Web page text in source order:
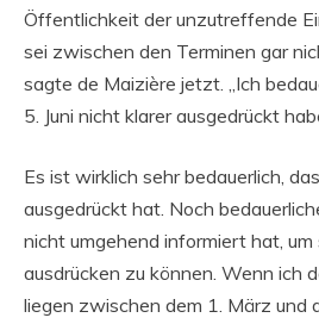
Öffentlichkeit der unzutreffende
sei zwischen den Terminen gar
sagte de Maizière jetzt. „Ich
5. Juni nicht klarer ausgedrückt
Es ist wirklich sehr bedauerlich,
ausgedrückt hat. Noch
nicht umgehend informiert hat, um
ausdrücken zu können. Wenn ich
liegen zwischen dem 1. März und